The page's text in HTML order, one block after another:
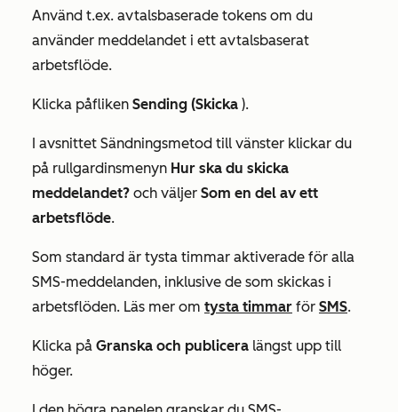
Använd t.ex. avtalsbaserade tokens om du
använder meddelandet i ett avtalsbaserat
arbetsflöde.
Klicka påfliken Sending (Skicka ).
I avsnittet Sändningsmetod till vänster klickar du
på rullgardinsmenyn Hur ska du skicka
meddelandet? och väljer Som en del av ett
arbetsflöde.
Som standard är tysta timmar aktiverade för alla
SMS-meddelanden, inklusive de som skickas i
arbetsflöden. Läs mer om tysta timmar för SMS.
Klicka på Granska och publicera längst upp till
höger.